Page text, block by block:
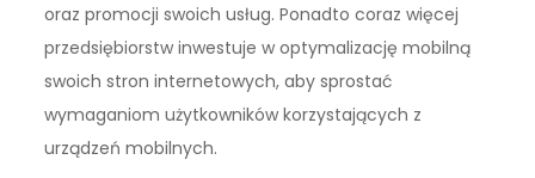
oraz promocji swoich usług. Ponadto coraz więcej
przedsiębiorstw inwestuje w optymalizację mobilną
swoich stron internetowych, aby sprostać
wymaganiom użytkowników korzystających z
urządzeń mobilnych.